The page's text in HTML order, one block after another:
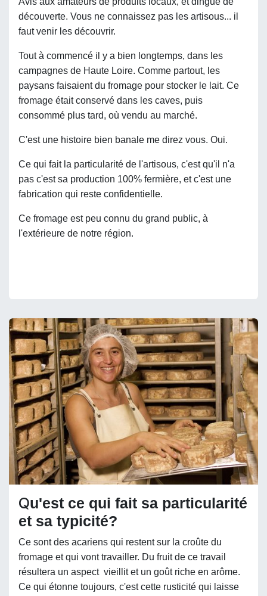
découverte. Vous ne connaissez pas les artisous... il
faut venir les découvrir.
Tout à commencé il y a bien longtemps, dans les
campagnes de Haute Loire. Comme partout, les
paysans faisaient du fromage pour stocker le lait. Ce
fromage était conservé dans les caves, puis
consommé plus tard, où vendu au marché.
C'est une histoire bien banale me direz vous. Oui.
Ce qui fait la particularité de l'artisous, c'est qu'il n'a
pas c'est sa production 100% fermière, et c'est une
fabrication qui reste confidentielle.
Ce fromage est peu connu du grand public, à
l'extérieure de notre région.
Qu'est ce qui fait sa particularité
et sa typicité?
Ce sont des acariens qui restent sur la croûte du
fromage et qui vont travailler. Du fruit de ce travail
résultera un aspect vieillit et un goût riche en arôme.
Ce qui étonne toujours, c'est cette rusticité qui laisse